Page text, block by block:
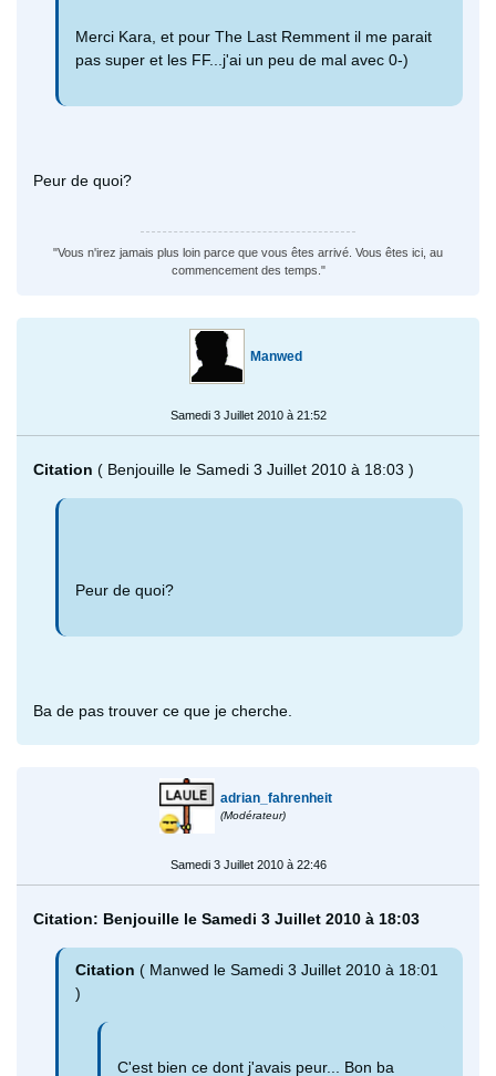
Merci Kara, et pour The Last Remment il me parait
pas super et les FF...j'ai un peu de mal avec 0-)
Peur de quoi?
"Vous n'irez jamais plus loin parce que vous êtes arrivé. Vous êtes ici, au
commencement des temps."
Manwed
Samedi 3 Juillet 2010 à 21:52
Citation ( Benjouille le Samedi 3 Juillet 2010 à 18:03 )
Peur de quoi?
Ba de pas trouver ce que je cherche.
adrian_fahrenheit
(Modérateur)
Samedi 3 Juillet 2010 à 22:46
Citation: Benjouille le Samedi 3 Juillet 2010 à 18:03
Citation ( Manwed le Samedi 3 Juillet 2010 à 18:01
)
C'est bien ce dont j'avais peur... Bon ba